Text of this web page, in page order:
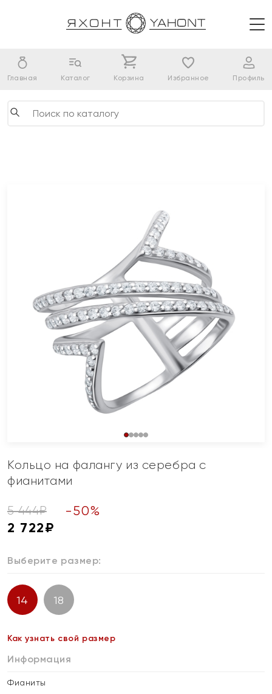
Главная Каталог Корзина Избранное Профиль
Кольцо на фалангу из серебра с
фианитами
5 444₽ -50%
2 722₽
Выберите размер:
14 18
Как узнать свой размер
Информация
Фианиты